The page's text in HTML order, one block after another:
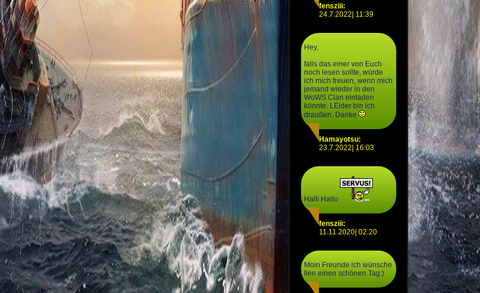
fensziii:
24.7.2022| 11:39
Hey,
falls das einer von Euch
noch lesen sollte, würde
ich mich freuen, wenn mich
jemand wieder in den
WoWS Clan einladen
könnte. LEider bin ich
draußen. Danke
Hamayotsu:
23.7.2022| 16:03
Halli Hallo
fensziii:
11.11.2020| 02:20
Moin Freunde ich wünsche
llen einen schönen Tag:)